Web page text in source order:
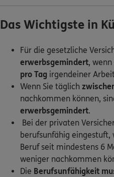
0800 /
Mo–Sa
Kundenportal Log-in
Das Wichtigste in
Für die gesetzliche
erwerbsgemindert, wenn
pro Tag irgendeiner
Wenn Sie täglich
nachkommen können,
erwerbsgemindert.
Bei der privaten
berufsunfähig
Beruf seit mindestens 6
weniger nachkommen
Die Berufsunfähigkeit